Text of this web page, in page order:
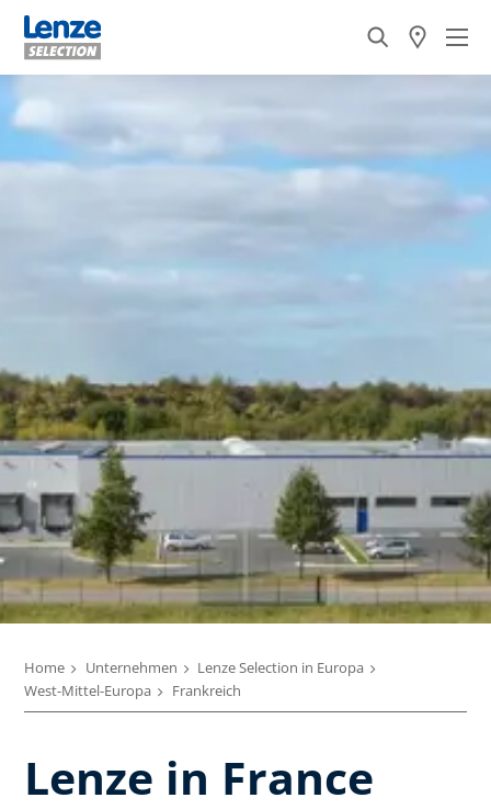
Home Unternehmen
Lenze Selection in Europa
West-Mittel-Europa
Frankreich
Lenze in France